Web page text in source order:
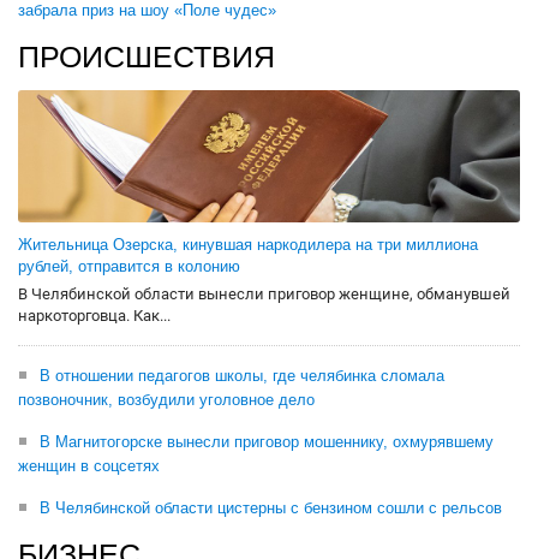
забрала приз на шоу «Поле чудес»
ПРОИСШЕСТВИЯ
Жительница Озерска, кинувшая наркодилера на три миллиона
рублей, отправится в колонию
В Челябинской области вынесли приговор женщине, обманувшей
наркоторговца. Как...
В отношении педагогов школы, где челябинка сломала
позвоночник, возбудили уголовное дело
В Магнитогорске вынесли приговор мошеннику, охмурявшему
женщин в соцсетях
В Челябинской области цистерны с бензином сошли с рельсов